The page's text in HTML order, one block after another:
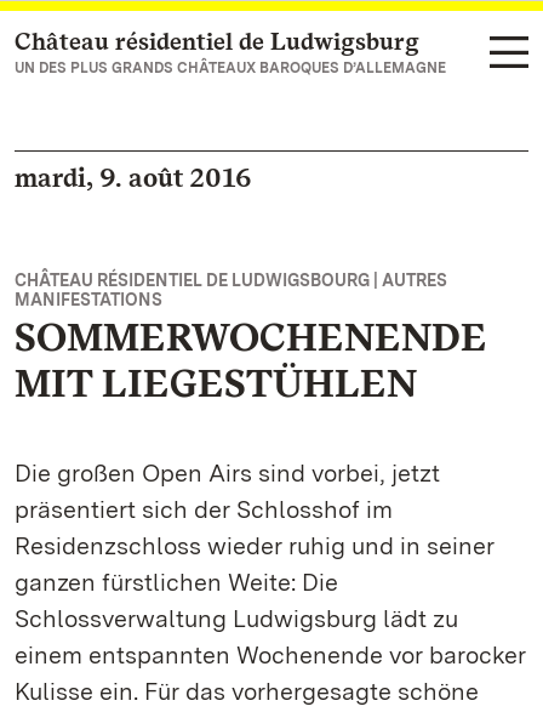
Vers la page d’accueil
Château résidentiel de Ludwigsburg
UN DES PLUS GRANDS CHÂTEAUX BAROQUES D’ALLEMAGNE
mardi, 9. août 2016
CHÂTEAU RÉSIDENTIEL DE LUDWIGSBOURG | AUTRES
MANIFESTATIONS
SOMMERWOCHENENDE
MIT LIEGESTÜHLEN
Die großen Open Airs sind vorbei, jetzt
präsentiert sich der Schlosshof im
Residenzschloss wieder ruhig und in seiner
ganzen fürstlichen Weite: Die
Schlossverwaltung Ludwigsburg lädt zu
einem entspannten Wochenende vor barocker
Kulisse ein. Für das vorhergesagte schöne